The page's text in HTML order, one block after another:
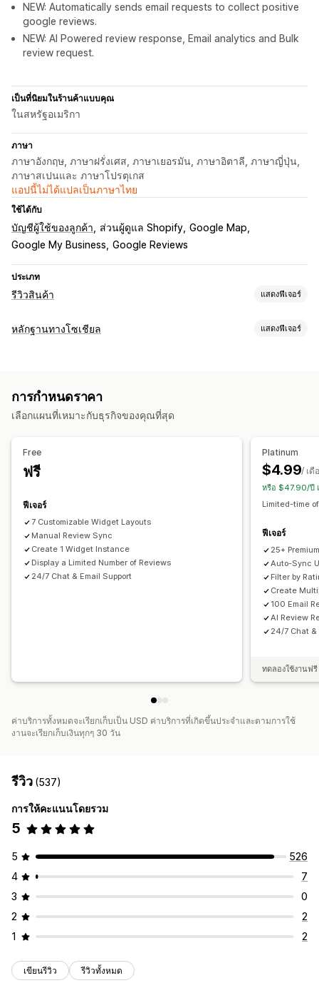
NEW: Automatically sends email requests to collect positive
google reviews.
NEW: AI Powered review response, Email analytics and Bulk
review request.
เป็นที่นิยมในร้านค้าแบบคุณ
ในสหรัฐอเมริกา
ภาษา
ภาษาอังกฤษ, ภาษาฝรั่งเศส, ภาษาเยอรมัน, ภาษาอิตาลี, ภาษาญี่ปุ่น,
ภาษาสเปนและ ภาษาโปรตุเกส
แอปนี้ไม่ได้แปลเป็นภาษาไทย
ใช้ได้กับ
บัญชีผู้ใช้ของลูกค้า ส่วนผู้ดูแล Shopify Google Map
Google My Business Google Reviews
ประเภท
รีวิวสินค้า แสดงฟีเจอร์
ตัวเลือกการแสดงผล
วิธีรวบรวมรีวิว
การทำงานอัตโนมัติ
หลักฐานทางโซเชียล แสดงฟีเจอร์
ตัวเลือกการแสดงผล
จำนวนรีวิว หลายภาษา
การวิเคราะห์
การติดตามการมีส่วนร่วม
การกำหนดราคา
เลือกแผนที่เหมาะกับธุรกิจของคุณที่สุด
Free
ฟรี
ฟีเจอร์
7 Customizable Widget Layouts
Manual Review Sync
Create 1 Widget Instance
Display a Limited Number of Reviews
24/7 Chat & Email Support
Platinum
$4.99/ เดื
หรือ $47.90/ปี
Limited-time
ฟีเจอร์
25+
Auto-Sync
Filter by
Create
100 Email
AI Review
24/7 Chat &
ทดลองใช้งานฟ
ค่าบริการทั้งหมดจะเรียกเก็บเป็น USD ค่าบริการที่เกิดขึ้นประจำและตามการใช้
งานจะเรียกเก็บเงินทุกๆ 30 วัน
รีวิว (537)
การให้คะแนนโดยรวม
5
5
526
4
7
3
0
2
2
1
2
เขียนรีวิว รีวิวทั้งหมด